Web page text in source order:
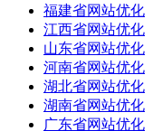
福建省网站优化
江西省网站优化
山东省网站优化
河南省网站优化
湖北省网站优化
湖南省网站优化
广东省网站优化